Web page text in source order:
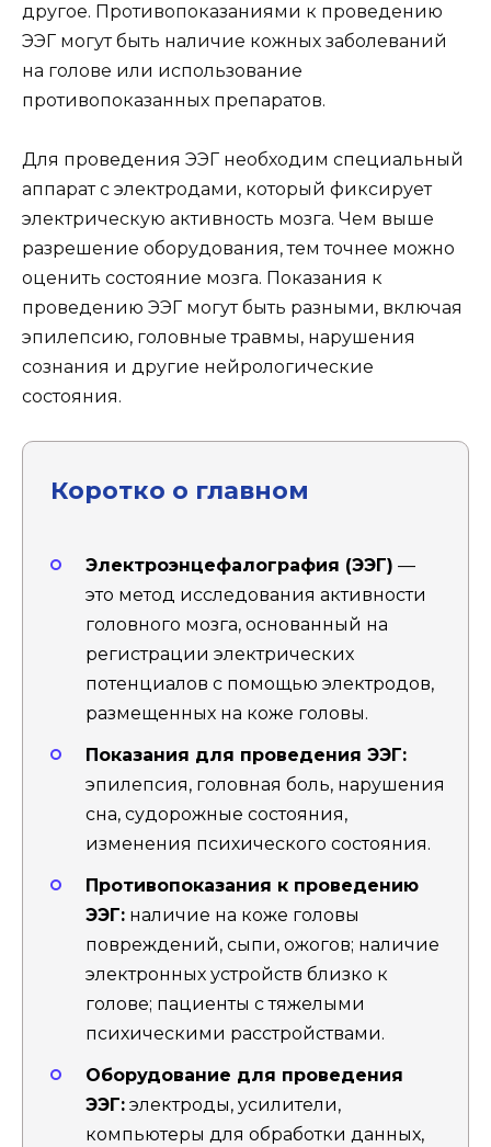
другое. Противопоказаниями к проведению
ЭЭГ могут быть наличие кожных заболеваний
на голове или использование
противопоказанных препаратов.
Для проведения ЭЭГ необходим специальный
аппарат с электродами, который фиксирует
электрическую активность мозга. Чем выше
разрешение оборудования, тем точнее можно
оценить состояние мозга. Показания к
проведению ЭЭГ могут быть разными, включая
эпилепсию, головные травмы, нарушения
сознания и другие нейрологические
состояния.
Коротко о главном
Электроэнцефалография (ЭЭГ) —
это метод исследования активности
головного мозга, основанный на
регистрации электрических
потенциалов с помощью электродов,
размещенных на коже головы.
Показания для проведения ЭЭГ:
эпилепсия, головная боль, нарушения
сна, судорожные состояния,
изменения психического состояния.
Противопоказания к проведению
ЭЭГ: наличие на коже головы
повреждений, сыпи, ожогов; наличие
электронных устройств близко к
голове; пациенты с тяжелыми
психическими расстройствами.
Оборудование для проведения
ЭЭГ: электроды, усилители,
компьютеры для обработки данных,